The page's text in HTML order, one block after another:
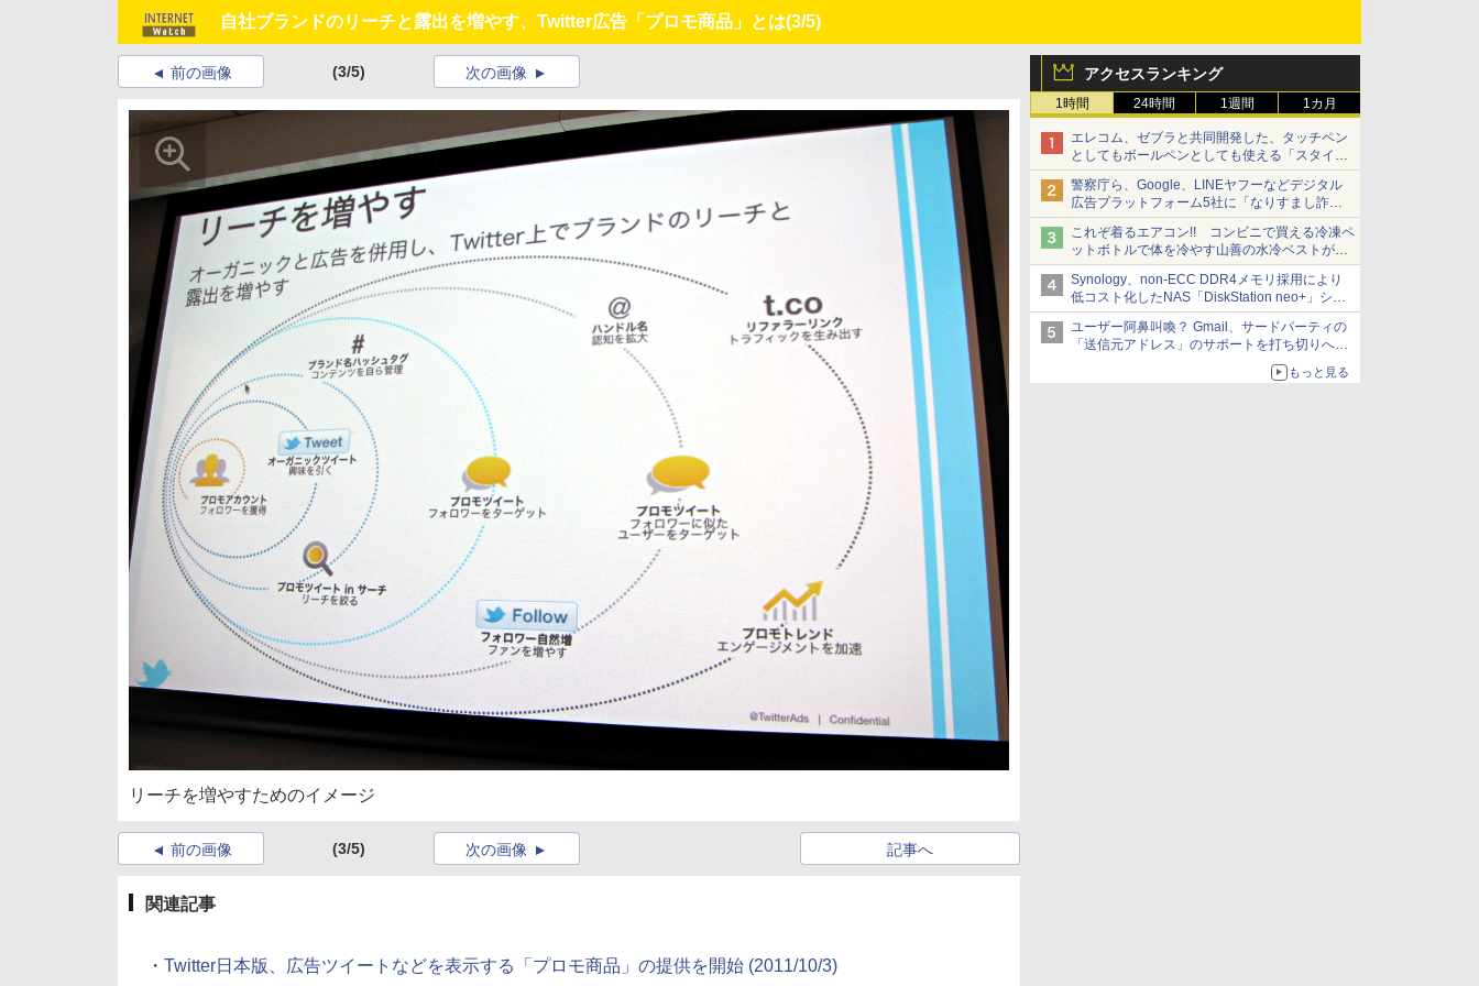
自社ブランドのリーチと露出を増やす、Twitter広告「プロモ商品」とは(3/5)
アクセスランキング
1時間 24時間 1週間 1カ月
エレコム、ゼブラと共同開発した、タッチペン
としてもボールペンとしても使える「スタイラ
スツーウェイ」発売 iPadにも紙にも、持ち替
えずに書き込める
警察庁ら、Google、LINEヤフーなどデジタル
広告プラットフォーム5社に「なりすまし詐欺
広告」対策強化を要請 著名人の写真や映像を
使った投資詐欺などへの対策として
これぞ着るエアコン!! コンビニで買える冷凍ペ
ットボトルで体を冷やす山善の水冷ベストがロ
ードバイクにちょうどいい【ぼっち・ざ・ろー
ど！その14】【空いた時間でなにしてる？】
Synology、non-ECC DDR4メモリ採用により
低コスト化したNAS「DiskStation neo+」シリ
ーズ 予算を抑えて導入でき、ECCメモリへの
アップグレードも可能
ユーザー阿鼻叫喚？ Gmail、サードパーティの
「送信元アドレス」のサポートを打ち切りへ
もっと見る
前の画像 (3/5) 次の画像
リーチを増やすためのイメージ
前の画像 (3/5) 記事へ
次の画像
関連記事
・ Twitter日本版、広告ツイートなどを表示する「プロモ商品」の提供を開始 (2011/10/3)